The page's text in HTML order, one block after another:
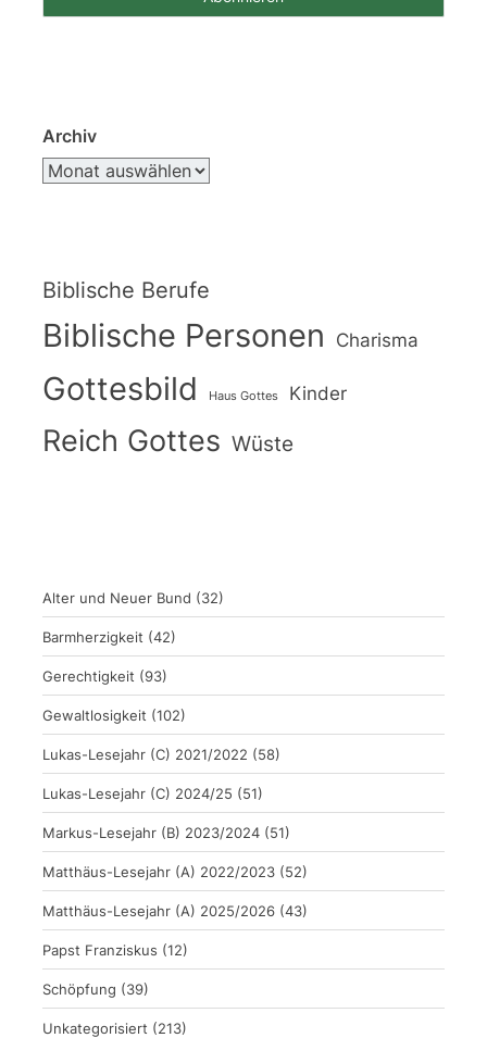
Archiv
Biblische Berufe
Biblische Personen Charisma
Gottesbild Haus Gottes Kinder
Reich Gottes Wüste
Alter und Neuer Bund (32)
Barmherzigkeit (42)
Gerechtigkeit (93)
Gewaltlosigkeit (102)
Lukas-Lesejahr (C) 2021/2022 (58)
Lukas-Lesejahr (C) 2024/25 (51)
Markus-Lesejahr (B) 2023/2024 (51)
Matthäus-Lesejahr (A) 2022/2023 (52)
Matthäus-Lesejahr (A) 2025/2026 (43)
Papst Franziskus (12)
Schöpfung (39)
Unkategorisiert (213)